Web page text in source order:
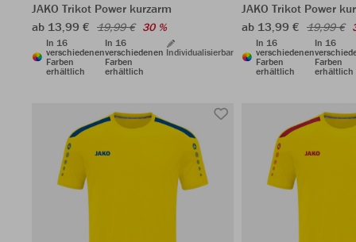
JAKO Trikot Power kurzarm
ab 13,99 € 19,99 € 30 %
In 16
verschiedenen
Farben
erhältlich
In 16
verschiedenen
Farben
erhältlich
Individualisierbar
JAKO Trikot Power
ab 13,99 € 19,99 €
In 16
verschiedenen
Farben
erhältlich
In 16
Farben
erhältlich